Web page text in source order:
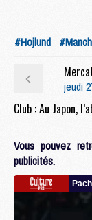
#Hojlund
jeudi
Vous pouvez
publicités.